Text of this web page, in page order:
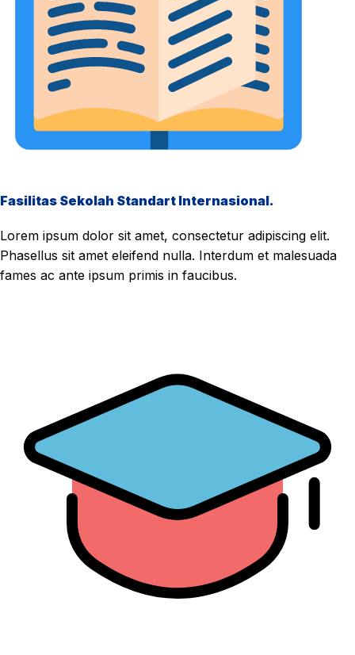
Fasilitas Sekolah Standart Internasional.
Lorem ipsum dolor sit amet, consectetur adipiscing elit.
Phasellus sit amet eleifend nulla. Interdum et malesuada
fames ac ante ipsum primis in faucibus.